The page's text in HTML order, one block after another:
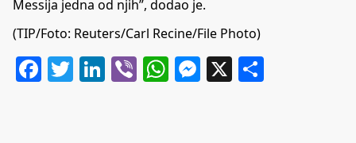
Messija jedna od njih”, dodao je.
(TIP/Foto: Reuters/Carl Recine/File Photo)
Facebook
Twitter
LinkedIn
ViberWhatsApp
Messenger
X